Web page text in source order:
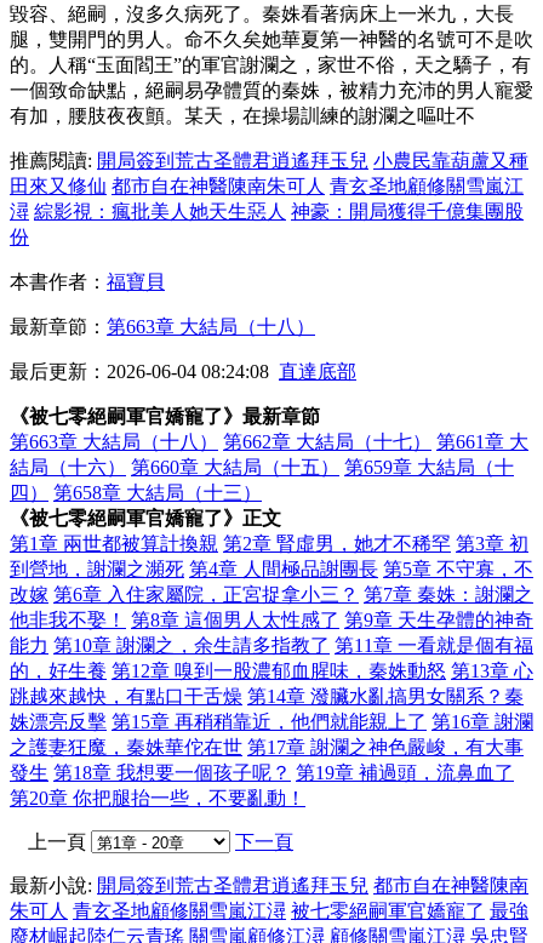
毀容、絕嗣，沒多久病死了。秦姝看著病床上一米九，大長
腿，雙開門的男人。命不久矣她華夏第一神醫的名號可不是吹
的。人稱“玉面閻王”的軍官謝瀾之，家世不俗，天之驕子，有
一個致命缺點，絕嗣易孕體質的秦姝，被精力充沛的男人寵愛
有加，腰肢夜夜顫。某天，在操場訓練的謝瀾之嘔吐不
推薦閱讀: 開局簽到荒古圣體君逍遙拜玉兒 小農民靠葫蘆又種
田來又修仙 都市自在神醫陳南朱可人 青玄圣地顧修關雪嵐江
潯 綜影視：瘋批美人她天生惡人 神豪：開局獲得千億集團股
份
本書作者： 福寶貝
最新章節： 第663章 大結局（十八）
最后更新：2026-06-04 08:24:08 直達底部
《被七零絕嗣軍官嬌寵了》最新章節
第663章 大結局（十八）
第662章 大結局（十七）
第661章 大
結局（十六）
第660章 大結局（十五）
第659章 大結局（十
四）
第658章 大結局（十三）
《被七零絕嗣軍官嬌寵了》正文
第1章 兩世都被算計換親 第2章 腎虛男，她才不稀罕 第3章 初
到營地，謝瀾之瀕死 第4章 人間極品謝團長 第5章 不守寡，不
改嫁 第6章 入住家屬院，正宮捉拿小三？ 第7章 秦姝：謝瀾之
他非我不娶！
第8章 這個男人太性感了 第9章 天生孕體的神奇
能力 第10章 謝瀾之，余生請多指教了 第11章 一看就是個有福
的，好生養 第12章 嗅到一股濃郁血腥味，秦姝動怒 第13章 心
跳越來越快，有點口干舌燥 第14章 潑臟水亂搞男女關系？秦
姝漂亮反擊 第15章 再稍稍靠近，他們就能親上了 第16章 謝瀾
之護妻狂魔，秦姝華佗在世 第17章 謝瀾之神色嚴峻，有大事
發生 第18章 我想要一個孩子呢？ 第19章 補過頭，流鼻血了
第20章 你把腿抬一些，不要亂動！
上一頁 下一頁
最新小說: 開局簽到荒古圣體君逍遙拜玉兒 都市自在神醫陳南
朱可人 青玄圣地顧修關雪嵐江潯 被七零絕嗣軍官嬌寵了 最強
廢材崛起陸仁云青瑤 關雪嵐顧修江潯 顧修關雪嵐江潯 吳忠賢